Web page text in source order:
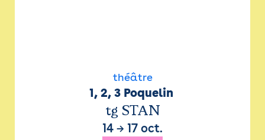
théâtre
1, 2, 3 Poquelin
tg STAN
14 → 17 oct.